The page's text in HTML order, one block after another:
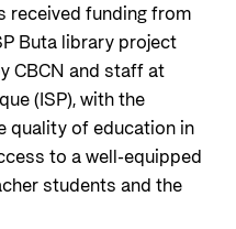
received funding from
Buta library project
CBCN and staff at
(ISP), with the
quality of education in
to a well-equipped
students and the